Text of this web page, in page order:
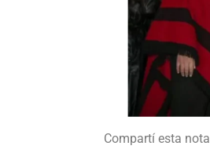
Compartí esta nota